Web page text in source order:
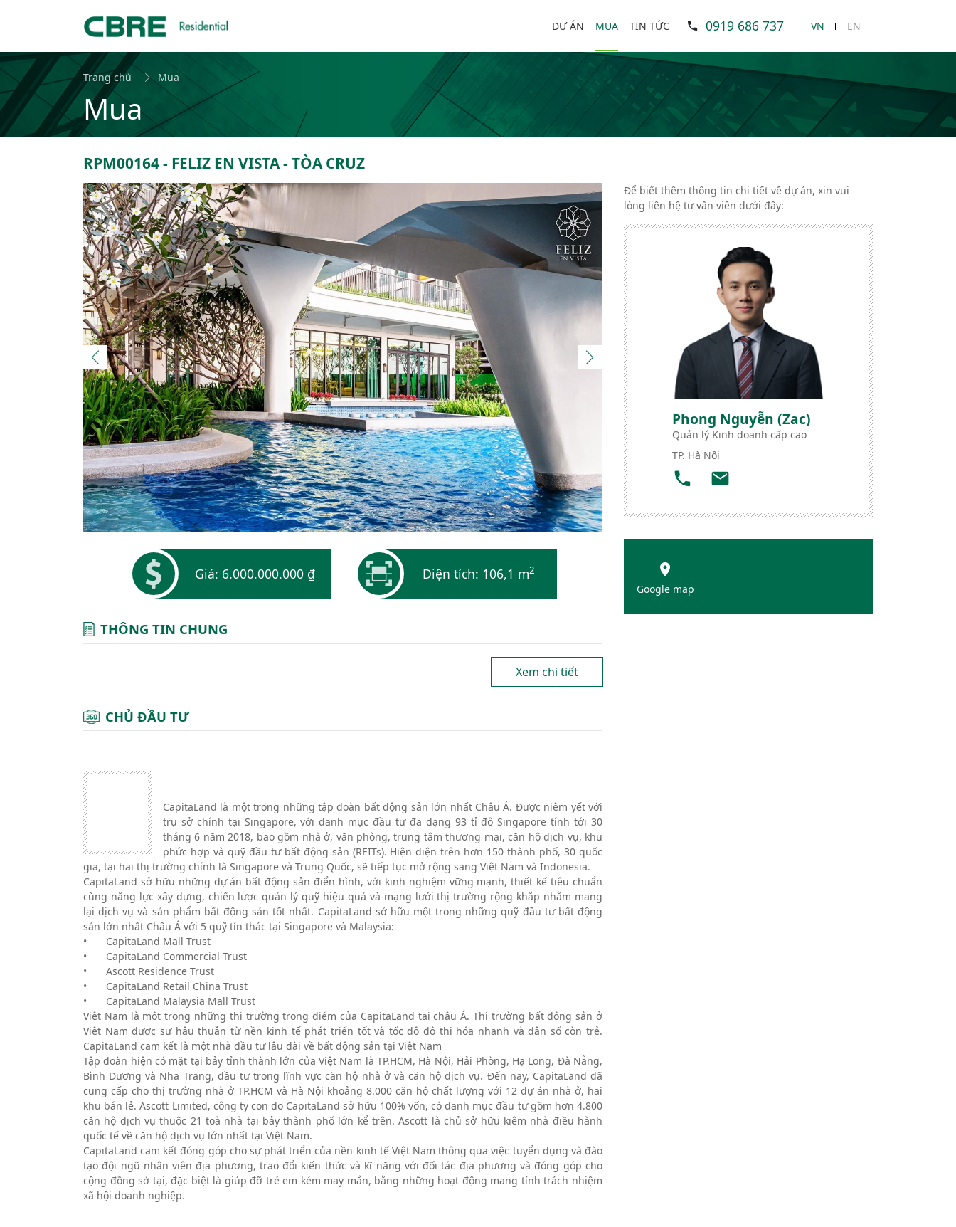
DỰ ÁN MUA TIN TỨC 0919 686 737 VN EN
Trang chủ Mua
Mua
RPM00164 - FELIZ EN VISTA - TÒA CRUZ
Giá: 6.000.000.000 ₫ Diện tích: 106,1 m2
THÔNG TIN CHUNG
Xem chi tiết
CHỦ ĐẦU TƯ
CapitaLand là một trong những tập đoàn bất động sản lớn nhất Châu Á. Được niêm yết với
trụ sở chính tại Singapore, với danh mục đầu tư đa dạng 93 tỉ đô Singapore tính tới 30
tháng 6 năm 2018, bao gồm nhà ở, văn phòng, trung tâm thương mại, căn hộ dịch vụ, khu
phức hợp và quỹ đầu tư bất động sản (REITs). Hiện diện trên hơn 150 thành phố, 30 quốc
gia, tại hai thị trường chính là Singapore và Trung Quốc, sẽ tiếp tục mở rộng sang Việt Nam và Indonesia.
CapitaLand sở hữu những dự án bất động sản điển hình, với kinh nghiệm vững mạnh, thiết kế tiêu chuẩn
cùng năng lực xây dựng, chiến lược quản lý quỹ hiệu quả và mạng lưới thị trường rộng khắp nhằm mang
lại dịch vụ và sản phẩm bất động sản tốt nhất. CapitaLand sở hữu một trong những quỹ đầu tư bất động
sản lớn nhất Châu Á với 5 quỹ tín thác tại Singapore và Malaysia:
•
CapitaLand Mall Trust
•
CapitaLand Commercial Trust
•
Ascott Residence Trust
•
CapitaLand Retail China Trust
•
CapitaLand Malaysia Mall Trust
Việt Nam là một trong những thị trường trọng điểm của CapitaLand tại châu Á. Thị trường bất động sản ở
Việt Nam được sự hậu thuẫn từ nền kinh tế phát triển tốt và tốc độ đô thị hóa nhanh và dân số còn trẻ.
CapitaLand cam kết là một nhà đầu tư lâu dài về bất động sản tại Việt Nam
Tập đoàn hiện có mặt tại bảy tỉnh thành lớn của Việt Nam là TP.HCM, Hà Nội, Hải Phòng, Hạ Long, Đà Nẵng,
Bình Dương và Nha Trang, đầu tư trong lĩnh vực căn hộ nhà ở và căn hộ dịch vụ. Đến nay, CapitaLand đã
cung cấp cho thị trường nhà ở TP.HCM và Hà Nội khoảng 8.000 căn hộ chất lượng với 12 dự án nhà ở, hai
khu bán lẻ. Ascott Limited, công ty con do CapitaLand sở hữu 100% vốn, có danh mục đầu tư gồm hơn 4.800
căn hộ dịch vụ thuộc 21 toà nhà tại bảy thành phố lớn kể trên. Ascott là chủ sở hữu kiêm nhà điều hành
quốc tế về căn hộ dịch vụ lớn nhất tại Việt Nam.
CapitaLand cam kết đóng góp cho sự phát triển của nền kinh tế Việt Nam thông qua việc tuyển dụng và đào
tạo đội ngũ nhân viên địa phương, trao đổi kiến thức và kĩ năng với đối tác địa phương và đóng góp cho
cộng đồng sở tại, đặc biệt là giúp đỡ trẻ em kém may mắn, bằng những hoạt động mang tính trách nhiệm
xã hội doanh nghiệp.
Để biết thêm thông tin chi tiết về dự án, xin vui
lòng liên hệ tư vấn viên dưới đây:
Phong Nguyễn (Zac)
Quản lý Kinh doanh cấp cao
TP. Hà Nội
Google map